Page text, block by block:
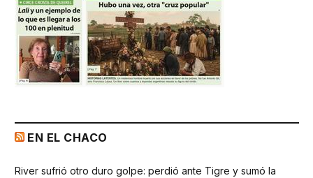
EN EL CHACO
River sufrió otro duro golpe: perdió ante Tigre y sumó la